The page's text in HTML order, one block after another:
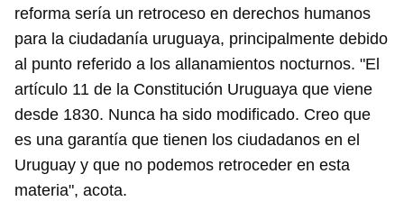
reforma sería un retroceso en derechos humanos
para la ciudadanía uruguaya, principalmente debido
al punto referido a los allanamientos nocturnos. "El
artículo 11 de la Constitución Uruguaya que viene
desde 1830. Nunca ha sido modificado. Creo que
es una garantía que tienen los ciudadanos en el
Uruguay y que no podemos retroceder en esta
materia", acota.